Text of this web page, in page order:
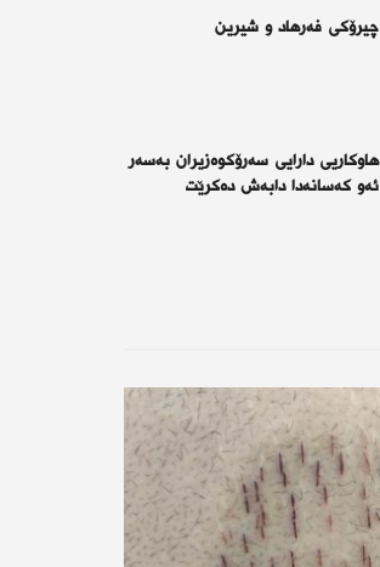
چیرۆكی فەرهاد و شیرین
هاوکاریی دارایی سەرۆکوەزیران بەسەر
ئەو كەسانەدا دابەش دەکرێت